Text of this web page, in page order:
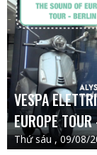
VESPA
EUROPE
Thứ sáu , 09/08/